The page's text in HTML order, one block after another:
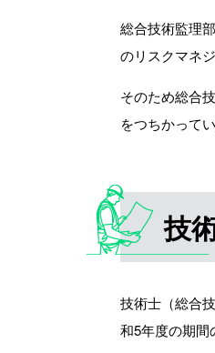
総合技術監理
のリスクマネ
そのため総合
をつちかって
技
技術士（総合
和5年度の期間